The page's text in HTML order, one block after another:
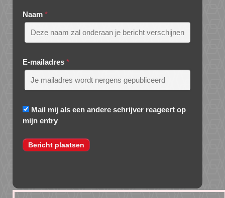
Naam *
E-mailadres *
Mail mij als een andere schrijver reageert op
mijn entry